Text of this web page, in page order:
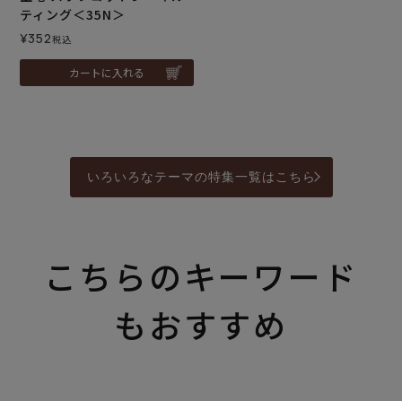
ティング＜35N＞
¥352税込
カートに入れる
いろいろなテーマの特集一覧はこちら
こちらのキーワード
もおすすめ